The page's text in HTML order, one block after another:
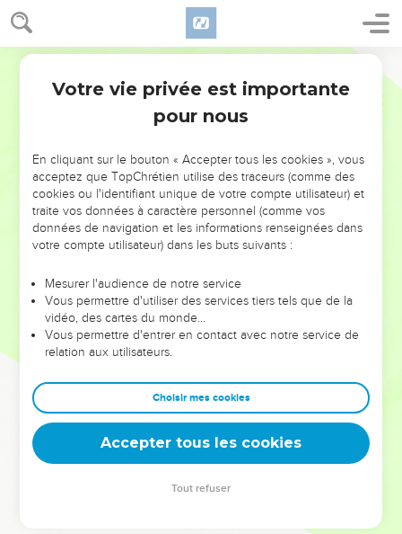
NE MANQUEZ PAS L’ÉVÉNEMENT
DE L’ANNÉE !
ET SI LEURS ERREURS POUVAIENT VOUS ÉVITER LES
VOTRES ?
leur foi ou leur vision. Mais on voit moins les doutes, les erreurs
et les saisons difficiles qu'ils ont traversés, alors même que ce
sont elles qui les ont façonnés.
Dans cette conférence, leaders, entrepreneurs, et responsables
clés pour avancer avec plus de sagesse afin que leurs erreurs
deviennent vos tremplins. Que vous guidiez un ministère, une
équipe, un groupe ou une famille, leur expérience est faite
Votre vie privée est importante
pour nous
En cliquant sur le bouton « Accepter tous les cookies », vous
acceptez que TopChrétien utilise des traceurs (comme des
cookies ou l'identifiant unique de votre compte utilisateur) et
traite vos données à caractère personnel (comme vos
données de navigation et les informations renseignées dans
votre compte utilisateur) dans les buts suivants :
Mesurer l'audience de notre service
Vous permettre d'utiliser des services tiers tels que de la
vidéo, des cartes du monde…
Vous permettre d'entrer en contact avec notre service de
relation aux utilisateurs.
Choisir mes cookies
Accepter tous les cookies
Tout refuser